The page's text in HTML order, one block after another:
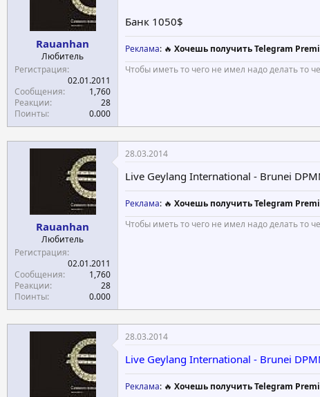
Rauanhan
Любитель
Регистрация
02.01.2011
Сообщения
1,760
Реакции
28
Поинты
0.000
Банк 1050$
Реклама: 🔥 Хочешь получить Telegram
Чтобы иметь то чего не имел надо делать то
Rauanhan
Любитель
Регистрация
02.01.2011
Сообщения
1,760
Реакции
28
Поинты
0.000
28.03.2014
Live Geylang International - Brunei
Реклама: 🔥 Хочешь получить Telegram
Чтобы иметь то чего не имел надо делать то
28.03.2014
Live Geylang International - Brunei
Реклама: 🔥 Хочешь получить Telegram